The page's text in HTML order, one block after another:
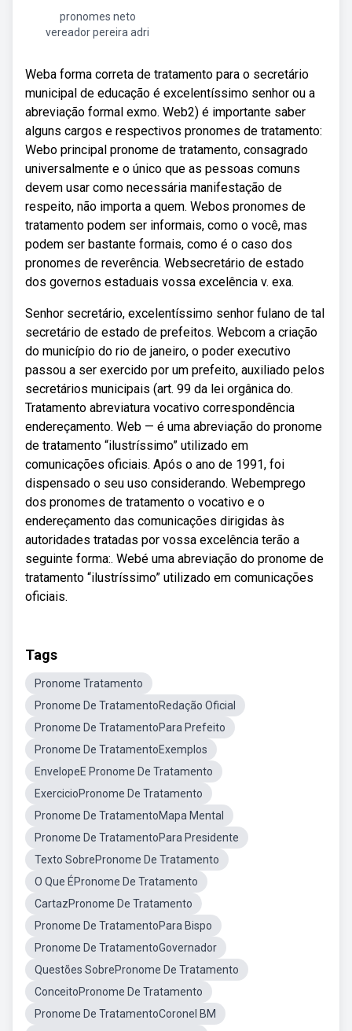
pronomes neto
vereador pereira adri
Weba forma correta de tratamento para o secretário
municipal de educação é excelentíssimo senhor ou a
abreviação formal exmo. Web2) é importante saber
alguns cargos e respectivos pronomes de tratamento:
Webo principal pronome de tratamento, consagrado
universalmente e o único que as pessoas comuns
devem usar como necessária manifestação de
respeito, não importa a quem. Webos pronomes de
tratamento podem ser informais, como o você, mas
podem ser bastante formais, como é o caso dos
pronomes de reverência. Websecretário de estado
dos governos estaduais vossa excelência v. exa.
Senhor secretário, excelentíssimo senhor fulano de tal
secretário de estado de prefeitos. Webcom a criação
do município do rio de janeiro, o poder executivo
passou a ser exercido por um prefeito, auxiliado pelos
secretários municipais (art. 99 da lei orgânica do.
Tratamento abreviatura vocativo correspondência
endereçamento. Web — é uma abreviação do pronome
de tratamento “ilustríssimo” utilizado em
comunicações oficiais. Após o ano de 1991, foi
dispensado o seu uso considerando. Webemprego
dos pronomes de tratamento o vocativo e o
endereçamento das comunicações dirigidas às
autoridades tratadas por vossa excelência terão a
seguinte forma:. Webé uma abreviação do pronome de
tratamento “ilustríssimo” utilizado em comunicações
oficiais.
Tags
Pronome Tratamento
Pronome De TratamentoRedação Oficial
Pronome De TratamentoPara Prefeito
Pronome De TratamentoExemplos
EnvelopeE Pronome De Tratamento
ExercicioPronome De Tratamento
Pronome De TratamentoMapa Mental
Pronome De TratamentoPara Presidente
Texto SobrePronome De Tratamento
O Que ÉPronome De Tratamento
CartazPronome De Tratamento
Pronome De TratamentoPara Bispo
Pronome De TratamentoGovernador
Questões SobrePronome De Tratamento
ConceitoPronome De Tratamento
Pronome De TratamentoCoronel BM